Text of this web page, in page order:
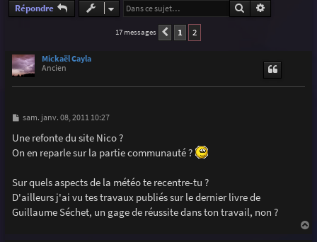
h
Répondre Rechercher
17 messages Précédente
1 2
Mickaël Cayla
Ancien
M
s
s
a
sam. janv. 08, 2011 10:27
Une refonte du site Nico ?
On en reparle sur la partie communauté ?
Sur quels aspects de la météo te recentre-tu ?
D'ailleurs j'ai vu tes travaux publiés sur le dernier livre de
Guillaume Séchet, un gage de réussite dans ton travail, non ?